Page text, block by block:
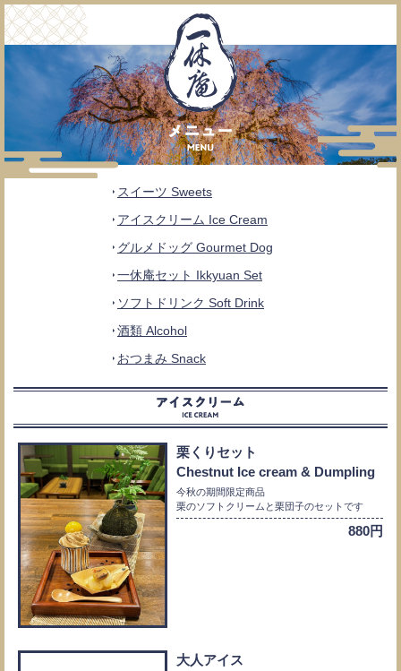
スイーツ Sweets
アイスクリーム Ice Cream
グルメドッグ Gourmet Dog
一休庵セット Ikkyuan Set
ソフトドリンク Soft Drink
酒類 Alcohol
おつまみ Snack
栗くりセット
Chestnut Ice cream & Dumpling
今秋の期間限定商品
栗のソフトクリームと栗団子のセットです
880円
大人アイス